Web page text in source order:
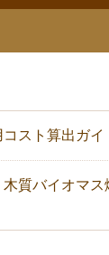
スト算出ガイ
質バイオマス